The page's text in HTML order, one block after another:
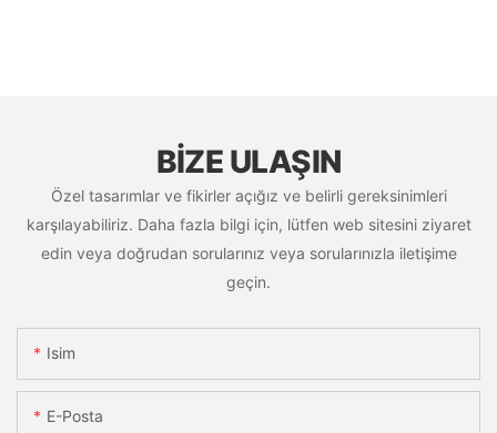
BIZE ULAŞIN
Özel tasarımlar ve fikirler açığız ve belirli gereksinimleri
karşılayabiliriz. Daha fazla bilgi için, lütfen web sitesini ziyaret
edin veya doğrudan sorularınız veya sorularınızla iletişime
geçin.
Isim
E-Posta